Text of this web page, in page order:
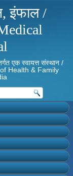
इंफाल /
एक स्वायत्त संस्थान /
Health & Family